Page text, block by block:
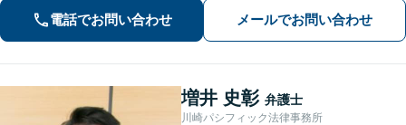
最小限にするよう努めています。【地
元密着】クチコミ・リピーター多数。
電話でお問い合わせ メールでお問い合わせ
増井 史彰 弁護士
川崎パシフィック法律事務所